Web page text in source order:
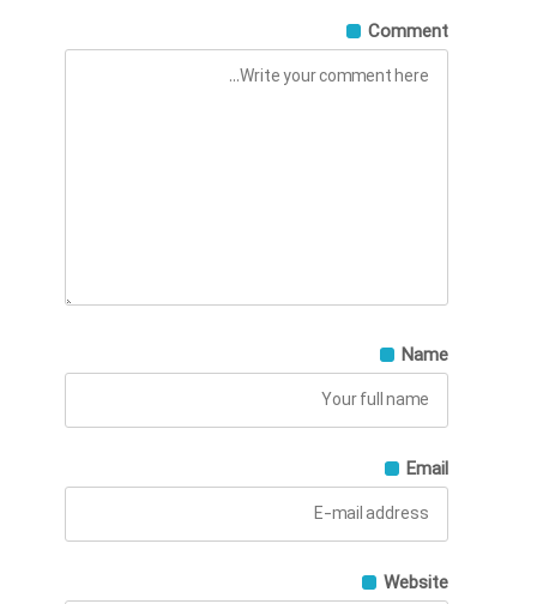
Comment
Name
Email
Website